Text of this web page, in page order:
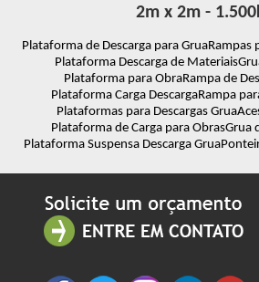
2m x 2m -
Plataforma de Descarga para GruaRampas
Plataforma Descarga de Materiais
Plataforma para ObraRampa de
Plataforma Carga DescargaRampa
Plataformas para Descargas Grua
Plataforma de Carga para ObrasGrua
Plataforma Suspensa Descarga Grua